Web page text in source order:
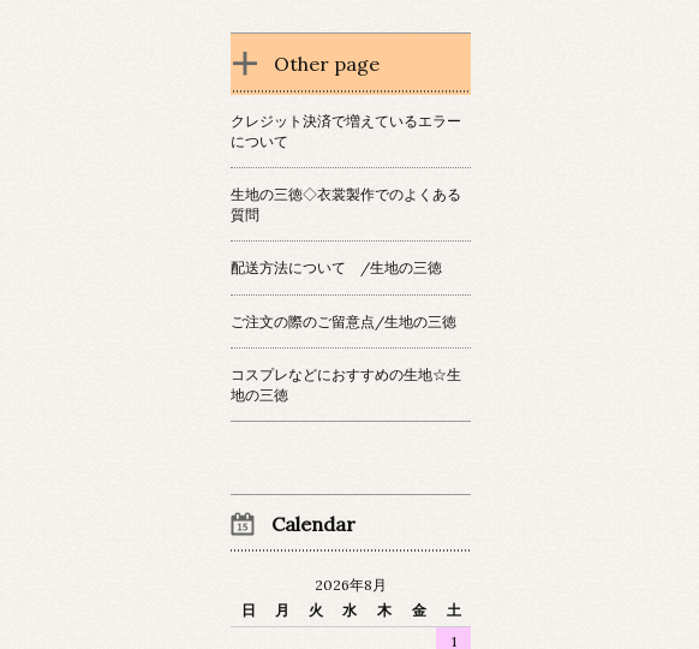
Other page
クレジット決済で増えているエラー
について
生地の三徳◇衣裳製作でのよくある
質問
配送方法について /生地の三徳
ご注文の際のご留意点/生地の三徳
コスプレなどにおすすめの生地☆生
地の三徳
Calendar
2026年8月
日
月 火 水 木 金
土
1